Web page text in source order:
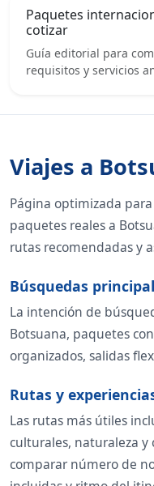
Paquetes
cotizar
Guía editorial para
requisitos y servicios
Viajes a
Página optimizada
paquetes reales a
rutas recomendadas y
Búsquedas
La intención de
Botsuana, paquetes
organizados, salidas
Rutas y
Las rutas más útiles
culturales, naturaleza y
comparar número de